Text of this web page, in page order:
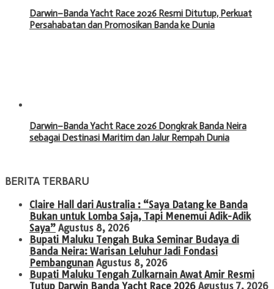
Darwin–Banda Yacht Race 2026 Resmi Ditutup, Perkuat
Persahabatan dan Promosikan Banda ke Dunia
Darwin–Banda Yacht Race 2026 Dongkrak Banda Neira
sebagai Destinasi Maritim dan Jalur Rempah Dunia
BERITA TERBARU
Claire Hall dari Australia : “Saya Datang ke Banda
Bukan untuk Lomba Saja, Tapi Menemui Adik-Adik
Saya” Agustus 8, 2026
Bupati Maluku Tengah Buka Seminar Budaya di
Banda Neira: Warisan Leluhur Jadi Fondasi
Pembangunan Agustus 8, 2026
Bupati Maluku Tengah Zulkarnain Awat Amir Resmi
Tutup Darwin Banda Yacht Race 2026 Agustus 7, 2026